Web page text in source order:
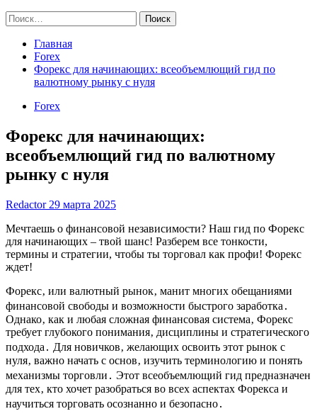
Найти:
Главная
Forex
Форекс для начинающих: всеобъемлющий гид по
валютному рынку с нуля
Forex
Форекс для начинающих:
всеобъемлющий гид по валютному
рынку с нуля
Redactor 29 марта 2025
Мечтаешь о финансовой независимости? Наш гид по Форекс
для начинающих – твой шанс! Разберем все тонкости,
термины и стратегии, чтобы ты торговал как профи! Форекс
ждет!
Форекс‚ или валютный рынок‚ манит многих обещаниями
финансовой свободы и возможности быстрого заработка․
Однако‚ как и любая сложная финансовая система‚ Форекс
требует глубокого понимания‚ дисциплины и стратегического
подхода․ Для новичков‚ желающих освоить этот рынок с
нуля‚ важно начать с основ‚ изучить терминологию и понять
механизмы торговли․ Этот всеобъемлющий гид предназначен
для тех‚ кто хочет разобраться во всех аспектах Форекса и
научиться торговать осознанно и безопасно․